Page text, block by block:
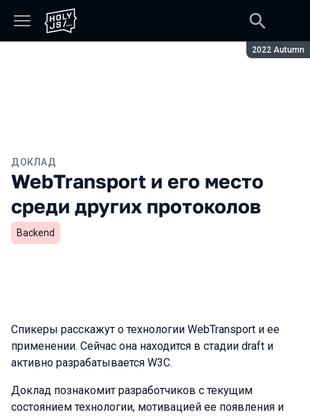
Сезон:
2022 Autumn
ДОКЛАД
WebTransport и его место
среди других протоколов
Backend
Спикеры расскажут о технологии WebTransport и ее
применении. Сейчас она находится в стадии draft и
активно разрабатывается W3C.
Доклад познакомит разработчиков с текущим
состоянием технологии, мотивацией ее появления и